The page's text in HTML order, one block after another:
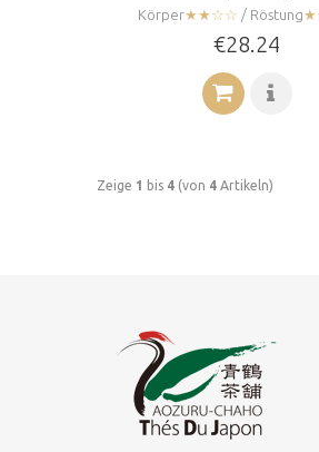
Körper★★☆☆ / Röstung
€28.24
Zeige 1 bis 4 (von 4 Artikeln)